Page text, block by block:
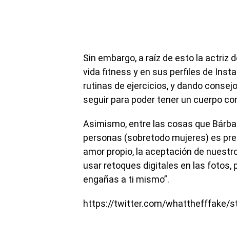
Sin embargo, a raíz de esto la actriz
vida fitness y en sus perfiles de
rutinas de ejercicios, y dando
seguir para poder tener un cuerpo
Asimismo, entre las cosas que
personas (sobretodo mujeres) es
amor propio, la aceptación de
usar retoques digitales en las fotos,
engañas a ti mismo”.
https://twitter.com/whatthefffake/